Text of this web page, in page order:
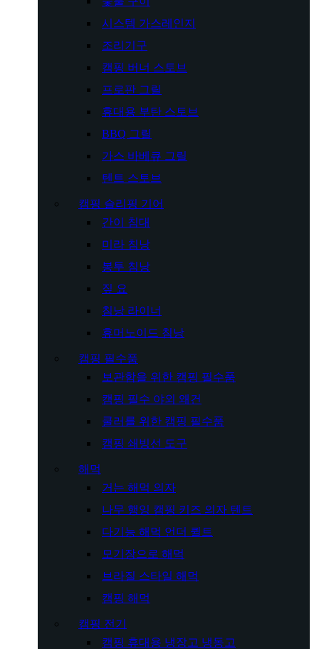
시스템 가스레인지
조리기구
캠핑 버너 스토브
프로판 그릴
휴대용 부탄 스토브
BBQ 그릴
가스 바베큐 그릴
텐트 스토브
캠핑 슬리핑 기어
간이 침대
미라 침낭
봉투 침낭
짚 요
침낭 라이너
휴머노이드 침낭
캠핑 필수품
보관함을 위한 캠핑 필수품
캠핑 필수 야외 왜건
쿨러를 위한 캠핑 필수품
캠핑 쇄빙선 도구
해먹
거는 해먹 의자
나무 행잉 캠핑 키즈 의자 텐트
다기능 해먹 언더 퀼트
모기장으로 해먹
브라질 스타일 해먹
캠핑 해먹
캠핑 전기
캠핑 휴대용 냉장고 냉동고